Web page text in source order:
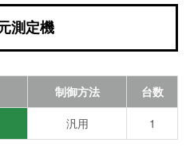
測定機
制御方法
台数
汎用 1